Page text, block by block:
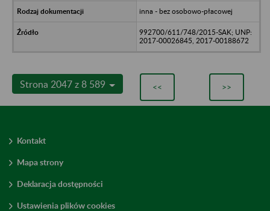
inna - bez osobowo-płacowej
992700/611/748/2015-SAK; UNP:
2017-00026845, 2017-00188672
Strona 2047 z 8 589 << >>
Kontakt
Mapa strony
Deklaracja dostępności
Ustawienia plików cookies